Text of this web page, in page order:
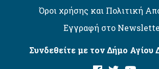
Όροι χρήσης και Πολιτική
Εγγραφή στο
Συνδεθείτε με τον Δήμο Αγίου